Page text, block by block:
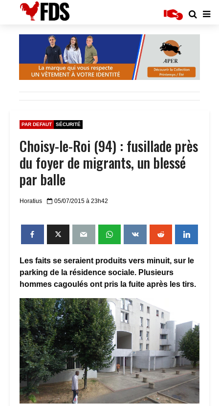
PAR DEFAUT SÉCURITÉ
Choisy-le-Roi (94) : fusillade près
du foyer de migrants, un blessé
par balle
Horatius 05/07/2015 à 23h42
Les faits se seraient produits vers minuit, sur le
parking de la résidence sociale. Plusieurs
hommes cagoulés ont pris la fuite après les tirs.